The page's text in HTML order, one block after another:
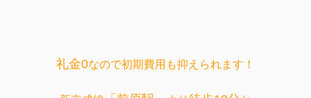
礼金0なので初期費用も抑えられます！